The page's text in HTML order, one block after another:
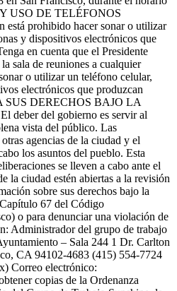
USO DE TELÉFONOS
prohibido hacer sonar o utilizar
y dispositivos electrónicos que
en cuenta que el Presidente
sala de reuniones a cualquier
o utilizar un teléfono celular,
electrónicos que produzcan
SUS DERECHOS BAJO LA
del gobierno es servir al
vista del público. Las
agencias de la ciudad y el
los asuntos del pueblo. Esta
se lleven a cabo ante el
la ciudad estén abiertas a la revisión
sobre sus derechos bajo la
67 del Código
o para denunciar una violación de
Administrador del grupo de trabajo
– Sala 244 1 Dr. Carlton
CA 94102-4683 (415) 554-7724
Correo electrónico:
copias de la Ordenanza